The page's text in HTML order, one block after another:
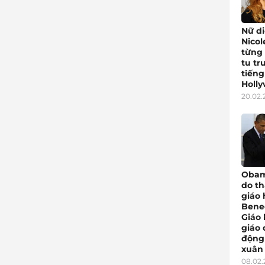
Nữ
từng
tu
do
giáo
Giáo
giáo
xuân